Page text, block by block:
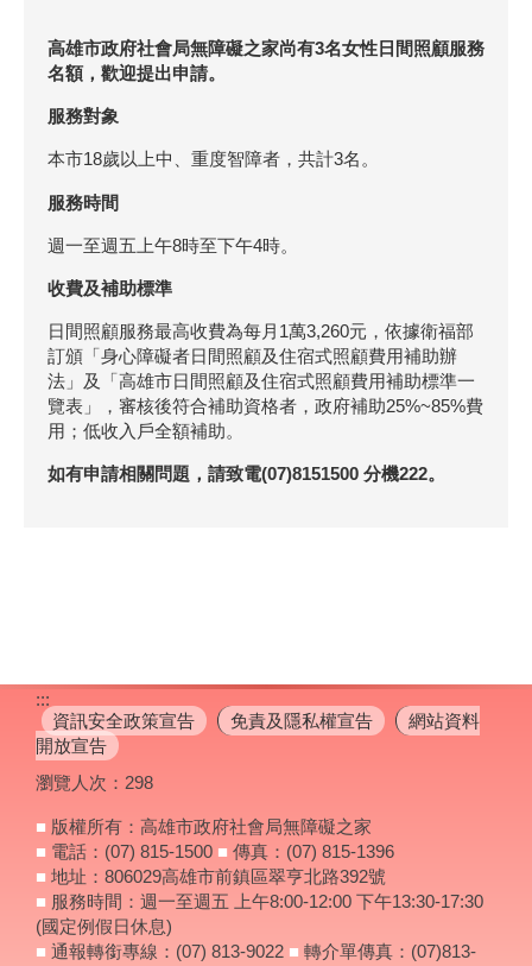
高雄市政府社會局無障礙之家尚有3名女性日間照顧服務
名額，歡迎提出申請。
服務對象
本市18歲以上中、重度智障者，共計3名。
服務時間
週一至週五上午8時至下午4時。
收費及補助標準
日間照顧服務最高收費為每月1萬3,260元，依據衛福部
訂頒「身心障礙者日間照顧及住宿式照顧費用補助辦
法」及「高雄市日間照顧及住宿式照顧費用補助標準一
覽表」，審核後符合補助資格者，政府補助25%~85%費
用；低收入戶全額補助。
如有申請相關問題，請致電(07)8151500 分機222。
:::
資訊安全政策宣告
免責及隱私權宣告
網站資料
開放宣告
瀏覽人次： 298
■ 版權所有：高雄市政府社會局無障礙之家
■ 電話：(07) 815-1500 ■ 傳真：(07) 815-1396
■ 地址：806029高雄市前鎮區翠亨北路392號
■ 服務時間：週一至週五 上午8:00-12:00 下午13:30-17:30
(國定例假日休息)
■ 通報轉銜專線：(07) 813-9022 ■ 轉介單傳真：(07)813-